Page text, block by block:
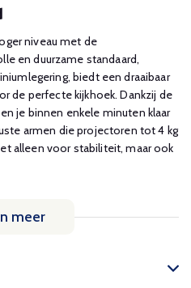
niveau met de
en duurzame standaard,
biedt een draaibaar
de perfecte kijkhoek. Dankzij de
je binnen enkele minuten klaar
armen die projectoren tot 4 kg
alleen voor stabiliteit, maar ook
meer